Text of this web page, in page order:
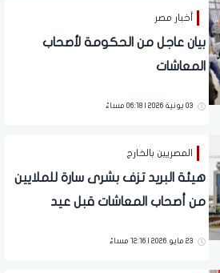
أخبار مصر
بيان عاجل من الحكومة لأصحاب
المعاشات
03 يونية 2026 | 06:18 مساءً
المصريين بالخارج
هيئة البريد تزف بشرى سارة للملايين
من أصحاب المعاشات قبل عيد
23 مايو 2026 | 12:16 مساءً